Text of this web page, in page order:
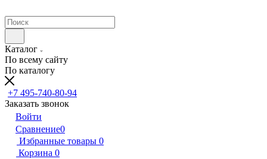
Каталог
По всему сайту
По каталогу
+7 495-740-80-94
Заказать звонок
Войти
Сравнение0
Избранные товары 0
Корзина 0